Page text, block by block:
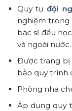
Quy tụđội
nghiệm trong
bác sĩ đều
và ngoài nước.
Được trang bị
bảo quy trình
Phòng nha
Áp dụng quy